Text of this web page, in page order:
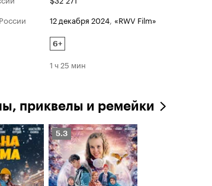
12 декабря 2024 «RWV Film»
6+
1 ч 25 мин
приквелы и ремейки
Рейтинг
Кинопоиска
5.3
5.3